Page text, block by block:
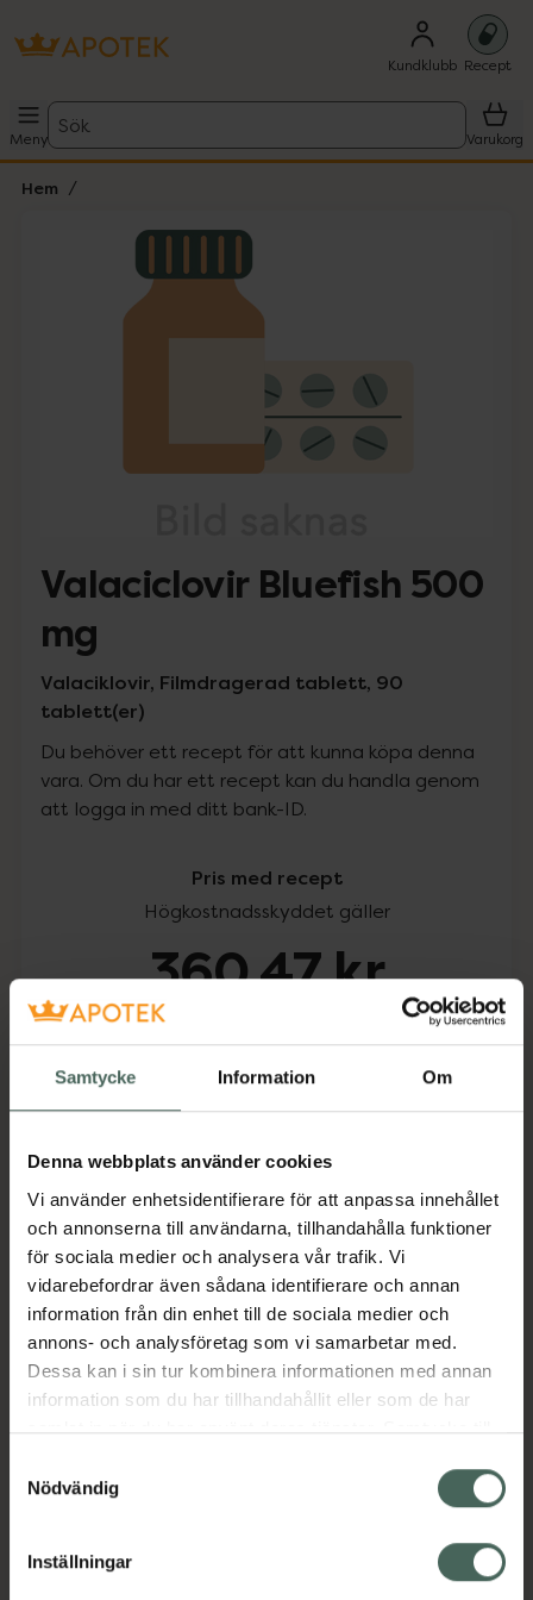
Samtycke Information Om
Denna webbplats använder cookies
Vi använder enhetsidentifierare för att anpassa innehållet
och annonserna till användarna, tillhandahålla funktioner
för sociala medier och analysera vår trafik. Vi
vidarebefordrar även sådana identifierare och annan
information från din enhet till de sociala medier och
annons- och analysföretag som vi samarbetar med.
Dessa kan i sin tur kombinera informationen med annan
information som du har tillhandahållit eller som de har
samlat in när du har använt deras tjänster. Samtycke till
återkalla ditt samtycke via webbplatsens
cookieinställningar. Ett återkallat samtycke påverkar inte
lagligheten av behandling som skett innan återkallelsen.
Nödvändig
Inställningar
Kundklubb Recept
Meny
Sök
Varukorg
Hem
Lista: . Innehåller 1 objekt.
Valaciclovir Bluefish 500
mg
Valaciklovir, Filmdragerad tablett, 90
tablett(er)
Du behöver ett recept för att kunna köpa denna
vara. Om du har ett recept kan du handla genom
att logga in med ditt bank-ID.
Pris med recept
Högkostnadsskyddet gäller
360,47 kr
Köp via ditt recept
Aktuella erbjudanden
Beskrivning Dölj
Läs alltid bipacksedeln innan
användning.
EAN:07311921526870
Bipacksedel från FASS Visa